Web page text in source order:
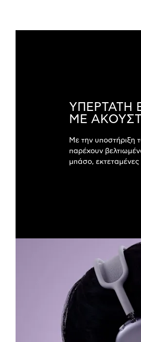
ΥΠΕΡΤΑΤΗ
ΜΕ
Με την υποστήριξη
παρέχουν
μπάσο,